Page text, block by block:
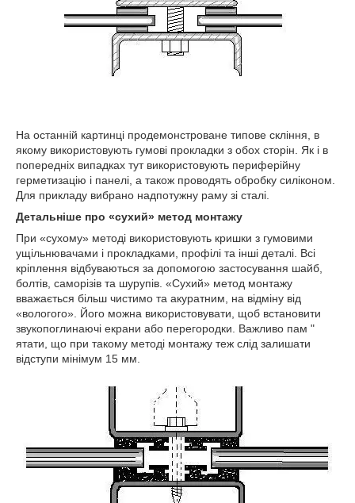
На останній картинці продемонстроване типове скління, в
якому використовують гумові прокладки з обох сторін. Як і в
попередніх випадках тут використовують периферійну
герметизацію і панелі, а також проводять обробку силіконом.
Для прикладу вибрано надпотужну раму зі сталі.
Детальніше про «сухий» метод монтажу
При «сухому» методі використовують кришки з гумовими
ущільнювачами і прокладками, профілі та інші деталі. Всі
кріплення відбуваються за допомогою застосування шайб,
болтів, саморізів та шурупів. «Сухий» метод монтажу
вважається більш чистимо та акуратним, на відміну від
«вологого». Його можна використовувати, щоб встановити
звукопоглинаючі екрани або перегородки. Важливо пам "
ятати, що при такому методі монтажу теж слід залишати
відступи мінімум 15 мм.